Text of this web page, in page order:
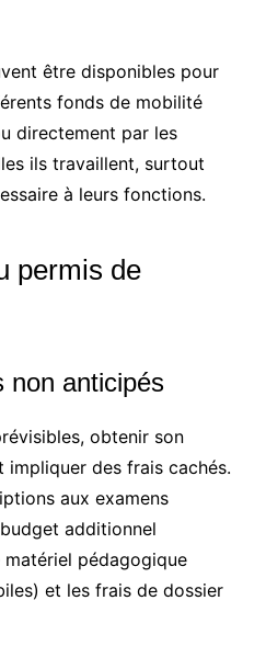
être disponibles pour
fonds de mobilité
directement par les
ils travaillent, surtout
à leurs fonctions.
permis de
non anticipés
obtenir son
des frais cachés.
aux examens
additionnel
pédagogique
et les frais de dossier